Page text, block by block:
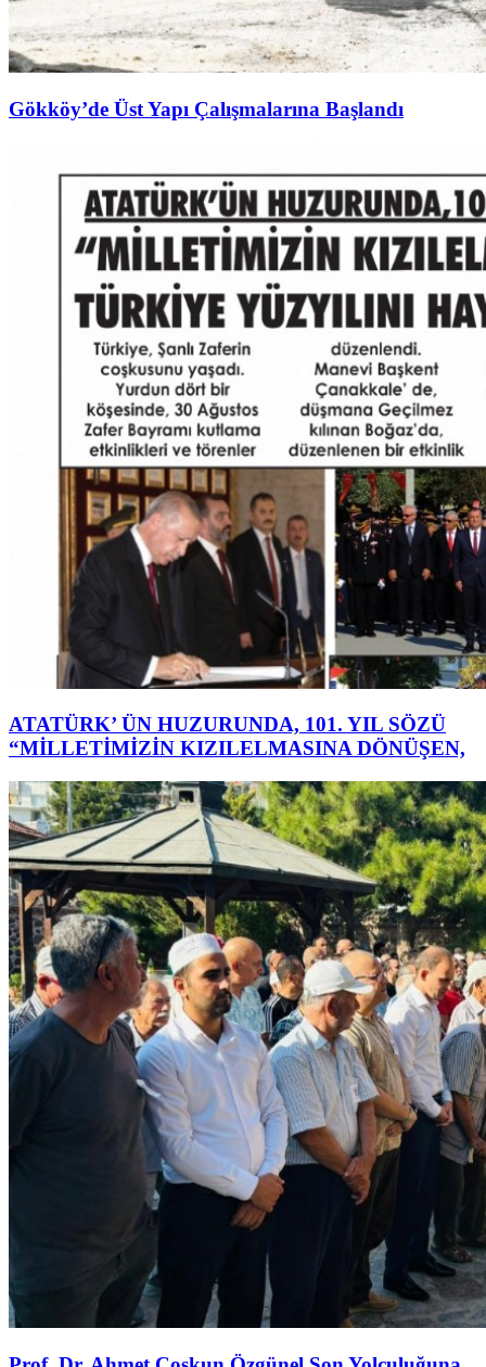
Gökköy’de Üst Yapı Çalışmalarına Başlandı
ATATÜRK’ ÜN HUZURUNDA, 101. YIL SÖZÜ
“MİLLETİMİZİN KIZILELMASINA DÖNÜŞEN,